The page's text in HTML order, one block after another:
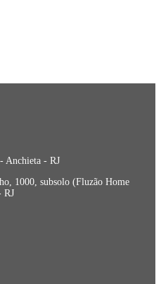
Anchieta - RJ
1000, subsolo (Fluzão Home
RJ